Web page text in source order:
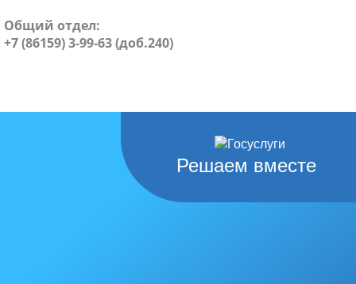
Общий отдел:
+7 (86159) 3-99-63 (доб.240)
Решаем вместе